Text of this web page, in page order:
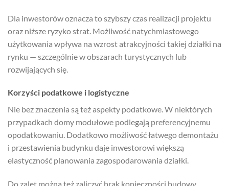
Dla inwestorów oznacza to szybszy czas realizacji projektu
oraz niższe ryzyko strat. Możliwość natychmiastowego
użytkowania wpływa na wzrost atrakcyjności takiej działki na
rynku — szczególnie w obszarach turystycznych lub
rozwijających się.
Korzyści podatkowe i logistyczne
Nie bez znaczenia są też aspekty podatkowe. W niektórych
przypadkach domy modułowe podlegają preferencyjnemu
opodatkowaniu. Dodatkowo możliwość łatwego demontażu
i przestawienia budynku daje inwestorowi większą
elastyczność planowania zagospodarowania działki.
Do zalet można też zaliczyć brak konieczności budowy